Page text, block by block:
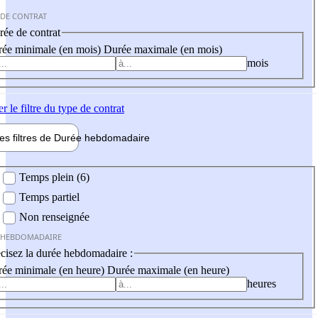
CONTRAT
de contrat
minimale (en mois) Durée maximale (en mois)
mois
le filtre du type de contrat
filtres de Durée hebdomadaire
Temps plein (6)
Temps partiel
Non renseignée
la durée hebdomadaire :
minimale (en heure) Durée maximale (en heure)
heures